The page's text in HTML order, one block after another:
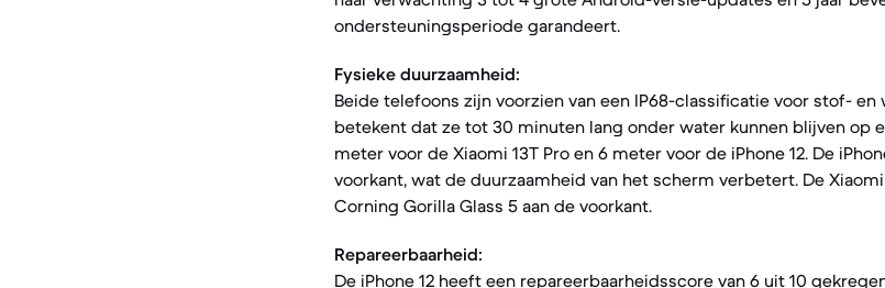
ondersteuningsperiode garandeert.
Fysieke duurzaamheid:
Beide telefoons zijn voorzien van een IP68-classificatie voor stof-
betekent dat ze tot 30 minuten lang onder water kunnen blijven op
meter voor de Xiaomi 13T Pro en 6 meter voor de iPhone 12. De
voorkant, wat de duurzaamheid van het scherm verbetert. De
Corning Gorilla Glass 5 aan de voorkant.
Repareerbaarheid:
De iPhone 12 heeft een repareerbaarheidsscore van 6 uit 10